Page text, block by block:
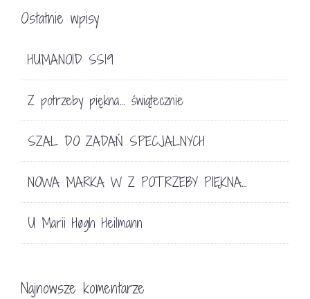
Ostatnie wpisy
HUMANOID SS19
Z potrzeby piękna… świątecznie
SZAL DO ZADAŃ SPECJALNYCH
NOWA MARKA W Z POTRZEBY PIĘKNA…
U Marii Høgh Heilmann
Najnowsze komentarze